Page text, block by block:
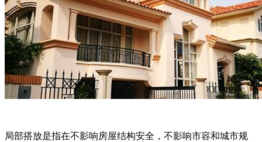
局部搭放是指在不影响房屋结构安全，不影响市容和城市规